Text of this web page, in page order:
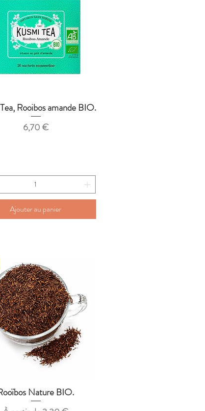
Aperçu rapide
Rooibos amande BIO.
Prix
6,70 €
Ajouter au panier
Aperçu rapide
Nature BIO.